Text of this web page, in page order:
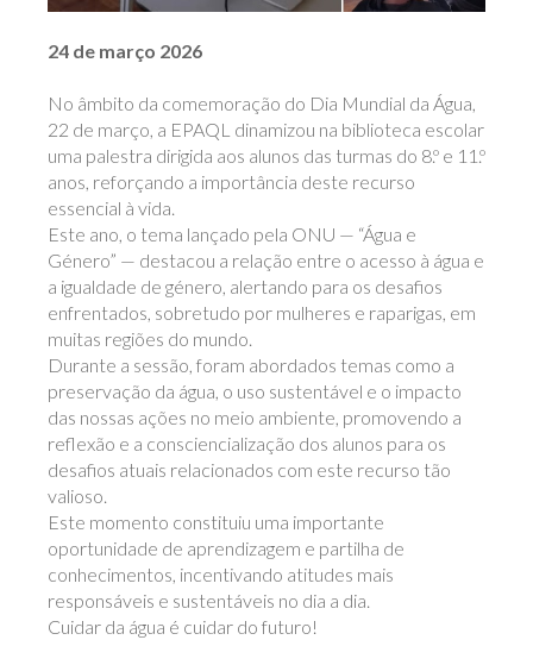
24 de março 2026
No âmbito da comemoração do Dia Mundial da Água,
22 de março, a EPAQL dinamizou na biblioteca escolar
uma palestra dirigida aos alunos das turmas do 8.º e 11.º
anos, reforçando a importância deste recurso
essencial à vida.
Este ano, o tema lançado pela ONU — “Água e
Género” — destacou a relação entre o acesso à água e
a igualdade de género, alertando para os desafios
enfrentados, sobretudo por mulheres e raparigas, em
muitas regiões do mundo.
Durante a sessão, foram abordados temas como a
preservação da água, o uso sustentável e o impacto
das nossas ações no meio ambiente, promovendo a
reflexão e a consciencialização dos alunos para os
desafios atuais relacionados com este recurso tão
valioso.
Este momento constituiu uma importante
oportunidade de aprendizagem e partilha de
conhecimentos, incentivando atitudes mais
responsáveis e sustentáveis no dia a dia.
Cuidar da água é cuidar do futuro!